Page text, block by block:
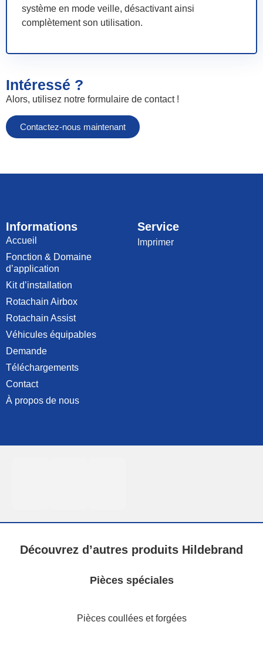
système en mode veille, désactivant ainsi
complètement son utilisation.
Intéressé ?
Alors, utilisez notre formulaire de contact !
Contactez-nous maintenant
Informations
Accueil
Fonction & Domaine
d’application
Kit d’installation
Rotachain Airbox
Rotachain Assist
Véhicules équipables
Demande
Téléchargements
Contact
À propos de nous
Service
Imprimer
Découvrez d’autres produits Hildebrand
Pièces spéciales
Pièces coullées et forgées